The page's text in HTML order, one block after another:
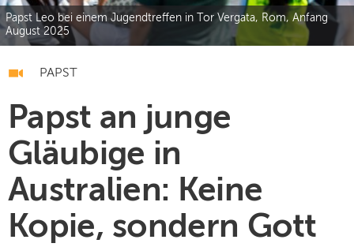
Papst Leo bei einem Jugendtreffen in Tor Vergata, Rom, Anfang
August 2025
PAPST
Papst an junge
Gläubige in
Australien: Keine
Kopie, sondern Gott